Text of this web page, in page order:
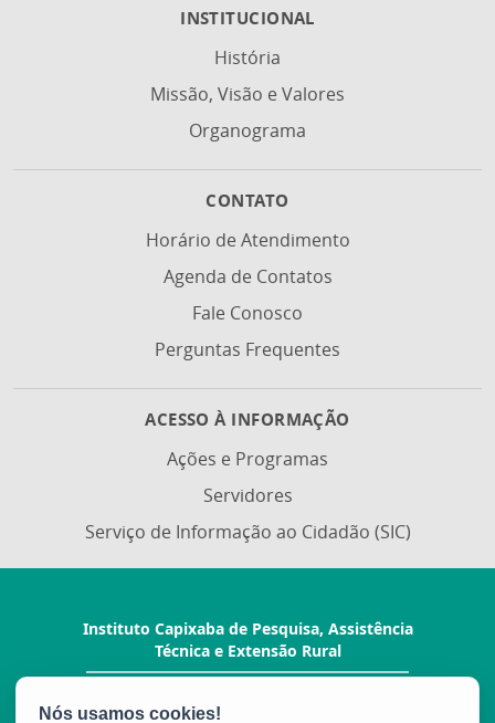
INSTITUCIONAL
História
Missão, Visão e Valores
Organograma
CONTATO
Horário de Atendimento
Agenda de Contatos
Fale Conosco
Perguntas Frequentes
ACESSO À INFORMAÇÃO
Ações e Programas
Servidores
Serviço de Informação ao Cidadão (SIC)
Instituto Capixaba de Pesquisa, Assistência
Técnica e Extensão Rural
CEP: 29052-010 - Vitória / ES